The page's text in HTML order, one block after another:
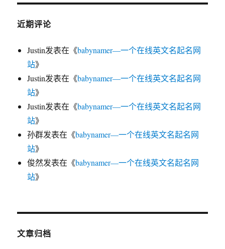
近期评论
Justin发表在《babynamer—一个在线英文名起名网
站》
Justin发表在《babynamer—一个在线英文名起名网
站》
Justin发表在《babynamer—一个在线英文名起名网
站》
孙群发表在《babynamer—一个在线英文名起名网
站》
俊然发表在《babynamer—一个在线英文名起名网
站》
文章归档